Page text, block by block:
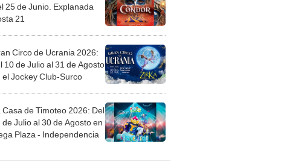
25 de Junio. Explanada
21
Circo de Ucrania 2026:
10 de Julio al 31 de Agosto
el Jockey Club-Surco
Casa de Timoteo 2026: Del
de Julio al 30 de Agosto en
Plaza - Independencia